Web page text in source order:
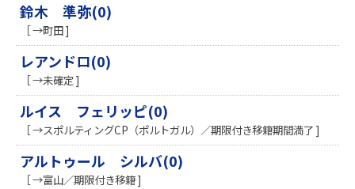
鈴木 準弥(0)
［ →町田 ]
レアンドロ(0)
［ →未確定 ]
ルイス フェリッピ(0)
［ →スポルティングCP（ポルトガル）／期限付き移籍期間満了 ]
アルトゥール シルバ(0)
［ →富山／期限付き移籍 ]